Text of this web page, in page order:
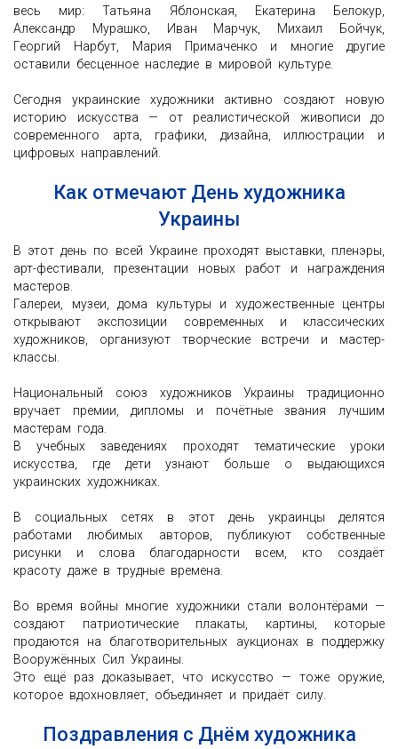
весь мир: Татьяна Яблонская, Екатерина Белокур,
Александр Мурашко, Иван Марчук, Михаил Бойчук,
Георгий Нарбут, Мария Примаченко и многие другие
оставили бесценное наследие в мировой культуре.
Сегодня украинские художники активно создают новую
историю искусства — от реалистической живописи до
современного арта, графики, дизайна, иллюстрации и
цифровых направлений.
Как отмечают День художника
Украины
В этот день по всей Украине проходят выставки, пленэры,
арт-фестивали, презентации новых работ и награждения
мастеров.
Галереи, музеи, дома культуры и художественные центры
открывают экспозиции современных и классических
художников, организуют творческие встречи и мастер-
классы.
Национальный союз художников Украины традиционно
вручает премии, дипломы и почётные звания лучшим
мастерам года.
В учебных заведениях проходят тематические уроки
искусства, где дети узнают больше о выдающихся
украинских художниках.
В социальных сетях в этот день украинцы делятся
работами любимых авторов, публикуют собственные
рисунки и слова благодарности всем, кто создаёт
красоту даже в трудные времена.
Во время войны многие художники стали волонтёрами —
создают патриотические плакаты, картины, которые
продаются на благотворительных аукционах в поддержку
Вооружённых Сил Украины.
Это ещё раз доказывает, что искусство — тоже оружие,
которое вдохновляет, объединяет и придаёт силу.
Поздравления с Днём художника